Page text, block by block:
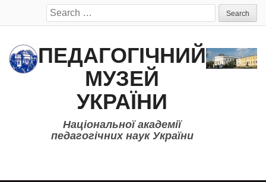
Search
for:
ПЕДАГОГІЧНИЙ
МУЗЕЙ
УКРАЇНИ
Національної академії
педагогічних наук України